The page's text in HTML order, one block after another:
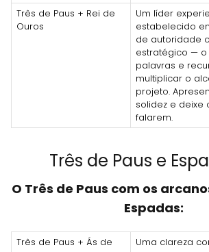
Três de Paus + Rei de
Ouros
Um líder
estabelecido
de autoridade
estratégico —
palavras e
multiplicar o
projeto.
solidez e deixe
falarem.
Três de Paus e
O Três de Paus com os
Espadas:
Três de Paus + Ás de
Uma clareza